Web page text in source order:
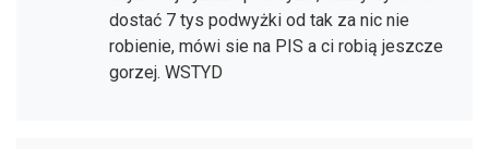
dostać 7 tys podwyżki od tak za nic nie
robienie, mówi sie na PIS a ci robią jeszcze
gorzej. WSTYD